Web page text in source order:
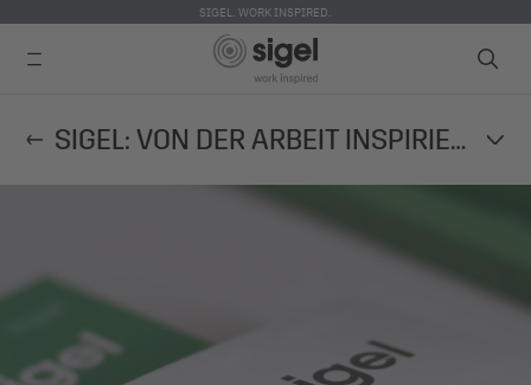
zum
SIGEL. WORK INSPIRED.
SIGEL: VON DER ARBEIT INSPIRIERT